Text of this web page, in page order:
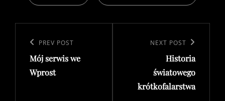
navigation
Previous
Post
PREV POST
Mój serwis we
Wprost
NEXT POST
Historia
światowego
krótkofalarstwa